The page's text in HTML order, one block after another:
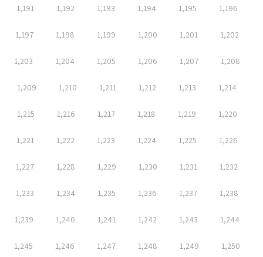
1,191 1,192 1,193 1,194 1,195 1,196
1,197 1,198 1,199 1,200 1,201 1,202
1,203 1,204 1,205 1,206 1,207 1,208
1,209 1,210 1,211 1,212 1,213 1,214
1,215 1,216 1,217 1,218 1,219 1,220
1,221 1,222 1,223 1,224 1,225 1,226
1,227 1,228 1,229 1,230 1,231 1,232
1,233 1,234 1,235 1,236 1,237 1,238
1,239 1,240 1,241 1,242 1,243 1,244
1,245 1,246 1,247 1,248 1,249 1,250